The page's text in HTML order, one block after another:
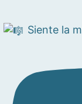
Siente la